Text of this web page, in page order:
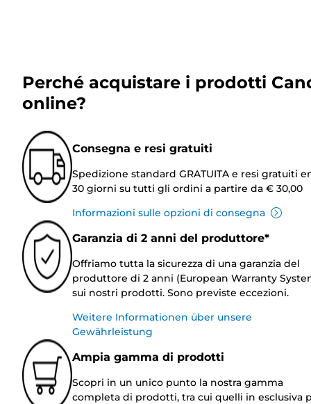
Perché acquistare i prodotti
online?
Consegna e resi gratuiti
Spedizione standard GRATUITA e resi gratuiti
30 giorni su tutti gli ordini a partire da € 30,00
Informazioni sulle opzioni di consegna
Garanzia di 2 anni del produttore*
Offriamo tutta la sicurezza di una garanzia del
produttore di 2 anni (European Warranty
sui nostri prodotti. Sono previste eccezioni.
Weitere Informationen über unsere
Gewährleistung
Ampia gamma di prodotti
Scopri in un unico punto la nostra gamma
completa di prodotti, tra cui quelli in esclusiva